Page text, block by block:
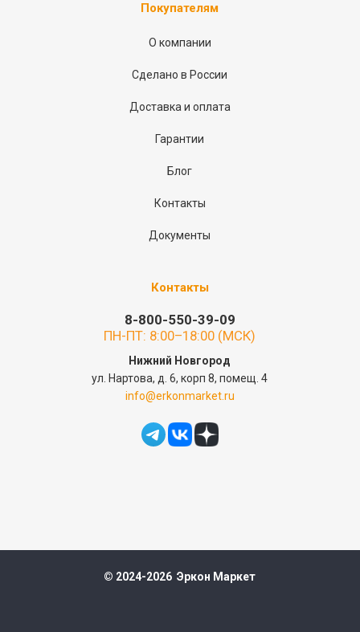
Покупателям
О компании
Сделано в России
Доставка и оплата
Гарантии
Блог
Контакты
Документы
Контакты
8-800-550-39-09
ПН-ПТ: 8:00–18:00 (МСК)
Нижний Новгород
ул. Нартова, д. 6, корп 8, помещ. 4
info@erkonmarket.ru
© 2024-2026 Эркон Маркет